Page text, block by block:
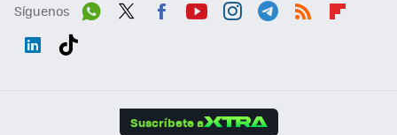
Síguenos
Suscríbete a